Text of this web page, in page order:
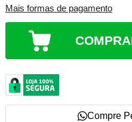
Mais formas de pagamento
Compre